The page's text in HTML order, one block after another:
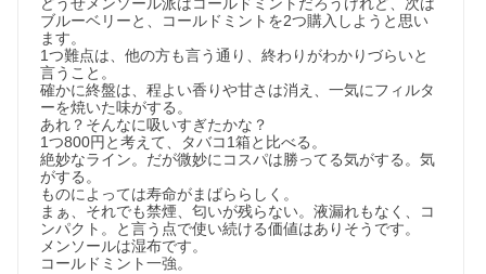
どうせメンソール派はコールドミントだろうけれど、次は
ブルーベリーと、コールドミントを2つ購入しようと思い
ます。
1つ難点は、他の方も言う通り、終わりがわかりづらいと
言うこと。
確かに終盤は、程よい香りや甘さは消え、一気にフィルタ
ーを焼いた味がする。
あれ？そんなに吸いすぎたかな？
1つ800円と考えて、タバコ1箱と比べる。
絶妙なライン。だが微妙にコスパは勝ってる気がする。気
がする。
ものによっては寿命がまばららしく。
まぁ、それでも禁煙、匂いが残らない。液漏れもなく、コ
ンパクト。と言う点で使い続ける価値はありそうです。
メンソールは湿布です。
コールドミント一強。